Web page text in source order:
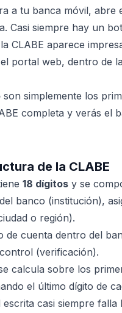
a tu banca móvil, abre
Casi siempre hay un
la CLABE aparece
portal web, dentro de
son simplemente los
completa y verás el
de la CLABE
18 dígitos y se
banco (institución),
o región).
cuenta dentro del
(verificación).
calcula sobre los
el último dígito de
escrita casi siempre